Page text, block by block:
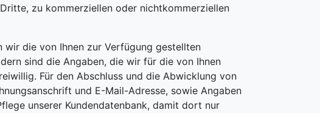
zu kommerziellen oder nichtkommerziellen
wir die von Ihnen zur Verfügung gestellten
sind die Angaben, die wir für die von Ihnen
Für den Abschluss und die Abwicklung von
und E-Mail-Adresse, sowie Angaben
unserer Kundendatenbank, damit dort nur